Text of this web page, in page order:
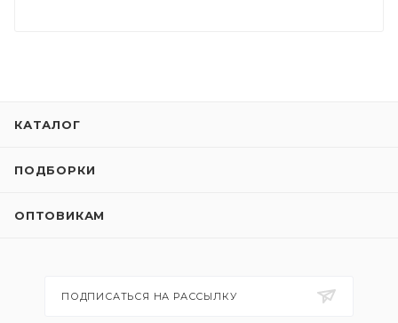
КАТАЛОГ
ПОДБОРКИ
ОПТОВИКАМ
ПОДПИСАТЬСЯ НА РАССЫЛКУ